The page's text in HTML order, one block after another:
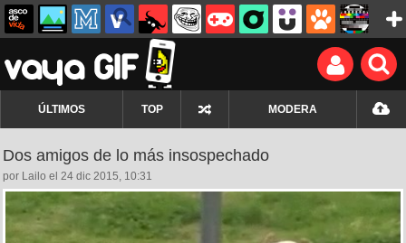
ÚLTIMOS TOP MODERA
Dos amigos de lo más insospechado
por Lailo el 24 dic 2015, 10:31